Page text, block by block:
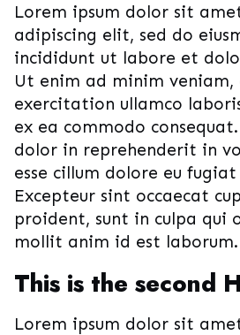
Lorem ipsum dolor sit
adipiscing elit, sed do
incididunt ut labore et
Ut enim ad minim veniam,
exercitation ullamco
ex ea commodo
dolor in reprehenderit in
esse cillum dolore eu
Excepteur sint occaecat
proident, sunt in culpa qui
mollit anim id est laborum.
This is the second
Lorem ipsum dolor sit